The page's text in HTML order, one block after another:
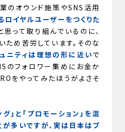
のオウンド施策やSNS活用
ロイヤルユーザーをつくりた
思って取り組んでいるのに、
ため苦労しています。そのな
ニティは理想の形に近いで
のフォロワー集めにお金か
をやってみたほうがよさそ
」と「プロモーション」を混
が多いですが、実は日本はブ